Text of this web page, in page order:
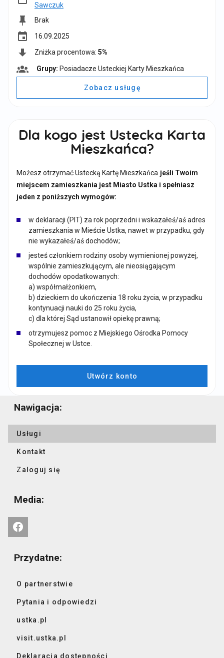
Sawczuk
Brak
event
16.09.2025
Zniżka procentowa: 5%
G
Grupy: Posiadacze Usteckiej Karty Mieszkańca
Zobacz usługę
Dla kogo jest Ustecka Karta
Mieszkańca?
Możesz otrzymać Ustecką Kartę Mieszkańca jeśli Twoim
miejscem zamieszkania jest Miasto Ustka i spełniasz
jeden z poniższych wymogów:
w deklaracji (PIT) za rok poprzedni i wskazałeś/aś adres
zamieszkania w Mieście Ustka, nawet w przypadku, gdy
nie wykazałeś/aś dochodów;
jesteś członkiem rodziny osoby wymienionej powyżej,
wspólnie zamieszkującym, ale nieosiągającym
dochodów opodatkowanych:
a) współmałżonkiem,
b) dzieckiem do ukończenia 18 roku życia, w przypadku
kontynuacji nauki do 25 roku życia,
c) dla której Sąd ustanowił opiekę prawną;
otrzymujesz pomoc z Miejskiego Ośrodka Pomocy
Społecznej w Ustce.
Utwórz konto
Nawigacja:
Usługi
Kontakt
Zaloguj się
Media:
Przydatne:
O partnerstwie
Pytania i odpowiedzi
ustka.pl
visit.ustka.pl
Deklaracja dostępności